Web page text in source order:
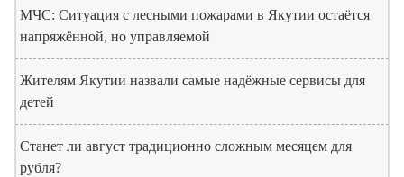
МЧС: Ситуация с лесными пожарами в Якутии остаётся
напряжённой, но управляемой
Жителям Якутии назвали самые надёжные сервисы для
детей
Станет ли август традиционно сложным месяцем для
рубля?